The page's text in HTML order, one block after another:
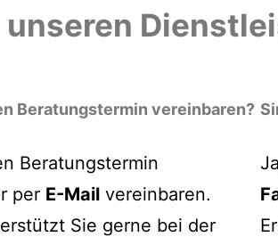
unseren
Beratungstermin vereinbaren?
Beratungstermin
per E-Mailvereinbaren.
Sie gerne bei der